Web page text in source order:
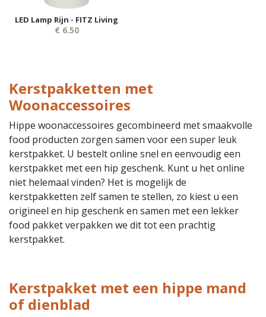
LED Lamp Rijn - FITZ Living
€ 6.50
Kerstpakketten met
Woonaccessoires
Hippe woonaccessoires gecombineerd met smaakvolle
food producten zorgen samen voor een super leuk
kerstpakket. U bestelt online snel en eenvoudig een
kerstpakket met een hip geschenk. Kunt u het online
niet helemaal vinden? Het is mogelijk de
kerstpakketten zelf samen te stellen, zo kiest u een
origineel en hip geschenk en samen met een lekker
food pakket verpakken we dit tot een prachtig
kerstpakket.
Kerstpakket met een hippe mand
of dienblad